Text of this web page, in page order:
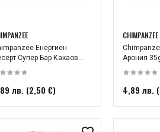
Енергиен
Супер Бар Какаов...
лв. (2,50 €)
CHIMPANZEE
Арония
4,89 лв.